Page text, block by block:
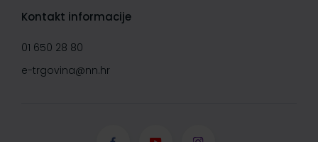
Kontakt informacije
01 650 28 80
e-trgovina@nn.hr